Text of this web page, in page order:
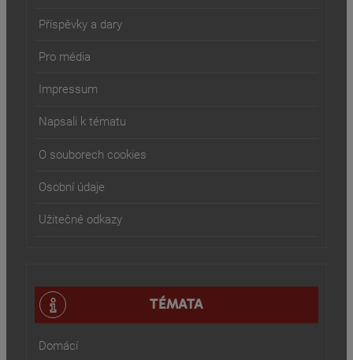
Příspěvky a dary
Pro média
Impressum
Napsali k tématu
O souborech cookies
Osobní údaje
Užitečné odkazy
TÉMATA
Domácí